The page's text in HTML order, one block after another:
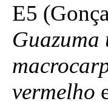
E5
vermelho